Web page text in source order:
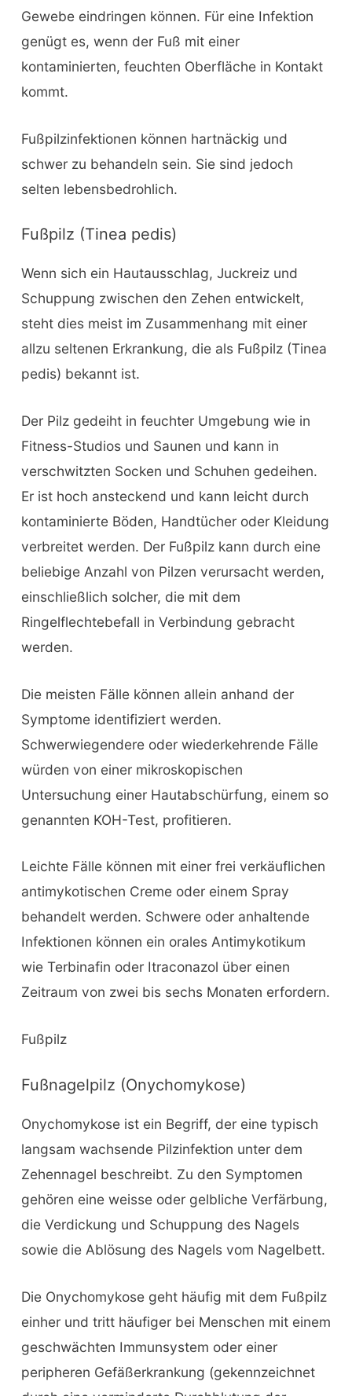
Gewebe eindringen können. Für eine Infektion
genügt es, wenn der Fuß mit einer
kontaminierten, feuchten Oberfläche in Kontakt
kommt.
Fußpilzinfektionen können hartnäckig und
schwer zu behandeln sein. Sie sind jedoch
selten lebensbedrohlich.
Fußpilz (Tinea pedis)
Wenn sich ein Hautausschlag, Juckreiz und
Schuppung zwischen den Zehen entwickelt,
steht dies meist im Zusammenhang mit einer
allzu seltenen Erkrankung, die als Fußpilz (Tinea
pedis) bekannt ist.
Der Pilz gedeiht in feuchter Umgebung wie in
Fitness-Studios und Saunen und kann in
verschwitzten Socken und Schuhen gedeihen.
Er ist hoch ansteckend und kann leicht durch
kontaminierte Böden, Handtücher oder Kleidung
verbreitet werden. Der Fußpilz kann durch eine
beliebige Anzahl von Pilzen verursacht werden,
einschließlich solcher, die mit dem
Ringelflechtebefall in Verbindung gebracht
werden.
Die meisten Fälle können allein anhand der
Symptome identifiziert werden.
Schwerwiegendere oder wiederkehrende Fälle
würden von einer mikroskopischen
Untersuchung einer Hautabschürfung, einem so
genannten KOH-Test, profitieren.
Leichte Fälle können mit einer frei verkäuflichen
antimykotischen Creme oder einem Spray
behandelt werden. Schwere oder anhaltende
Infektionen können ein orales Antimykotikum
wie Terbinafin oder Itraconazol über einen
Zeitraum von zwei bis sechs Monaten erfordern.
Fußpilz
Fußnagelpilz (Onychomykose)
Onychomykose ist ein Begriff, der eine typisch
langsam wachsende Pilzinfektion unter dem
Zehennagel beschreibt. Zu den Symptomen
gehören eine weisse oder gelbliche Verfärbung,
die Verdickung und Schuppung des Nagels
sowie die Ablösung des Nagels vom Nagelbett.
Die Onychomykose geht häufig mit dem Fußpilz
einher und tritt häufiger bei Menschen mit einem
geschwächten Immunsystem oder einer
peripheren Gefäßerkrankung (gekennzeichnet